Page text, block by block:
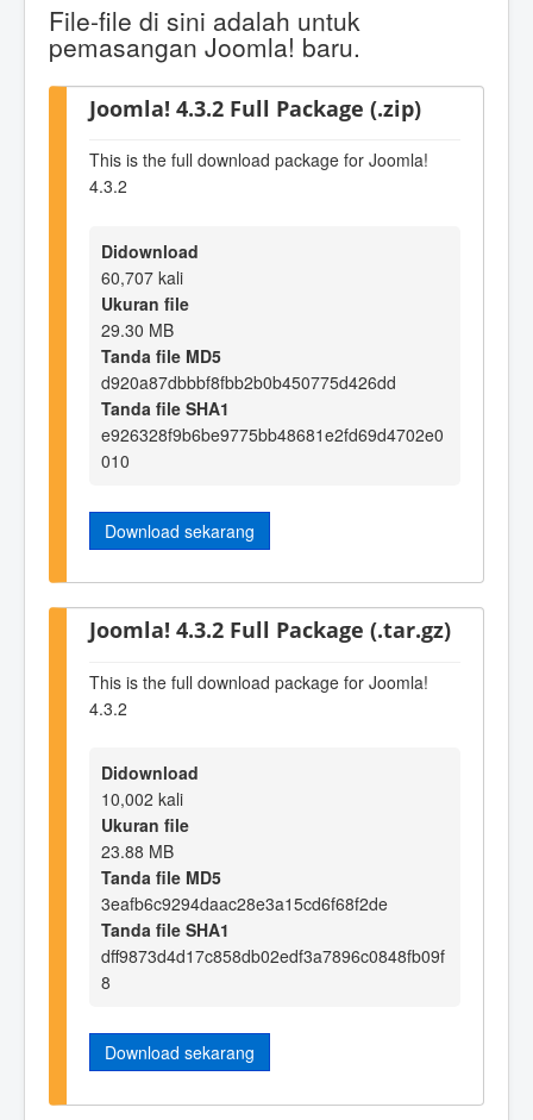
File-file di sini adalah untuk
pemasangan Joomla! baru.
Joomla! 4.3.2 Full Package (.zip)
This is the full download package for Joomla!
4.3.2
Didownload
60,707 kali
Ukuran file
29.30 MB
Tanda file MD5
d920a87dbbbf8fbb2b0b450775d426dd
Tanda file SHA1
e926328f9b6be9775bb48681e2fd69d4702e0
010
Download sekarang
Joomla! 4.3.2 Full Package (.tar.gz)
This is the full download package for Joomla!
4.3.2
Didownload
10,002 kali
Ukuran file
23.88 MB
Tanda file MD5
3eafb6c9294daac28e3a15cd6f68f2de
Tanda file SHA1
dff9873d4d17c858db02edf3a7896c0848fb09f
8
Download sekarang